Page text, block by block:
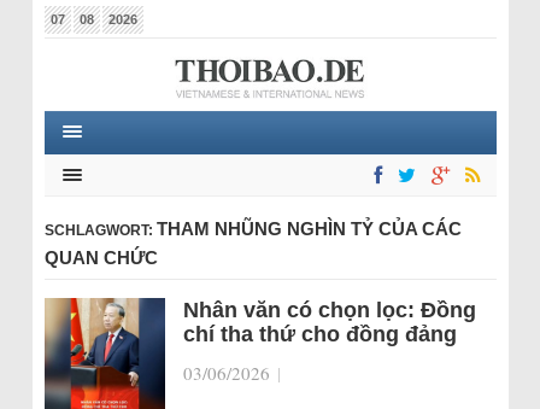
07 08 2026
SCHLAGWORT: THAM NHŨNG NGHÌN TỶ CỦA CÁC
QUAN CHỨC
Nhân văn có chọn lọc: Đồng
chí tha thứ cho đồng đảng
03/06/2026 |